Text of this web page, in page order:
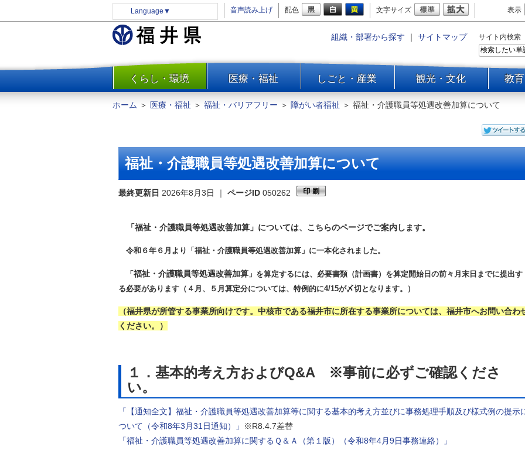
Language ▼ 音声読み上げ 配色 文字サイズ 表示
組織・部署から探す ｜ サイトマップ サイト内検索
一覧
くらし・環境 医療・福祉 しごと・産業 観光・文化 教
防災
水道・エネルギー
住まい・土地
環境問題・廃棄物対策・リサ
イクル
河川・砂防・港湾
自然
ホーム ＞ 医療・福祉 ＞ 福祉・バリアフリー ＞ 障がい者福祉 ＞ 福祉・介護職員等処遇改善加算について
福祉・介護職員等処遇改善加算について
最終更新日 2026年8月3日 ｜ ページID 050262
「福祉・介護職員等処遇改善加算」については、こちらのページでご案内します。
令和６年６月より「福祉・介護職員等処遇改善加算」に一本化されました。
「福祉・介護職員等処遇改善加算 」を算定するには、必要書類（計画書）を算定開始日の前々月末日までに提出す
る必要があります（４月、５月算定分については、特例的に4/15が〆切となります。）
（福井県が所管する事業所向けです。 中核市である福井市に所在する事業所については、福井市へお問い合わ
ください。）
１．基本的考え方およびQ&A ※事前に必ずご確認くださ
い。
「【通知全文】福祉・介護職員等処遇改善加算等に関する基本的考え方並びに事務処理手順及び様式例の提示
ついて（令和8年3月31日通知）」
※R8.4.7差替
「福祉・介護職員等処遇改善加算に関するＱ＆Ａ（第１版）（令和8年4月9日事務連絡）」